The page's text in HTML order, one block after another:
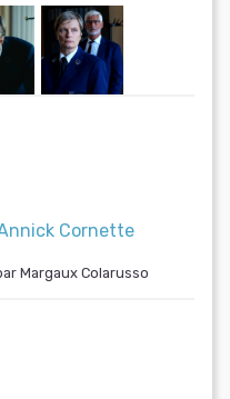
Cornette
Margaux Colarusso